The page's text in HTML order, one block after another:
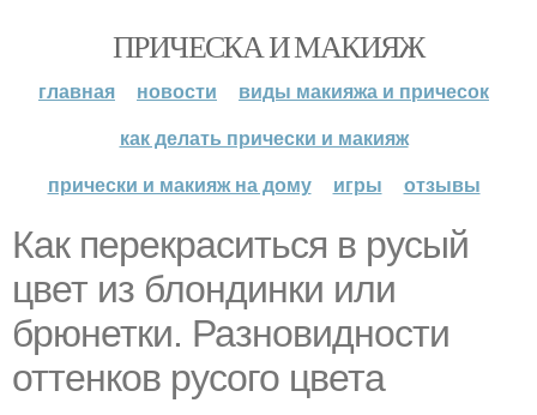
ПРИЧЕСКА И МАКИЯЖ
главная новости
виды макияжа и причесок
как делать прически и макияж
прически и макияж на дому
игры отзывы
Как перекраситься в русый
цвет из блондинки или
брюнетки. Разновидности
оттенков русого цвета